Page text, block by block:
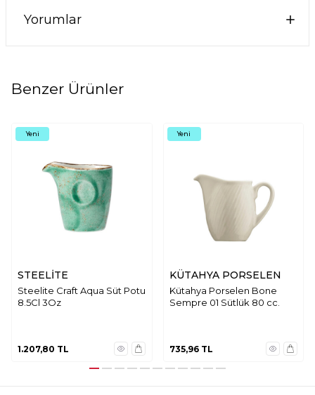
Yorumlar
Benzer Ürünler
Yeni
STEELİTE
Steelite Craft Aqua Süt Potu
8.5Cl 3Oz
1.207,80 TL
Yeni
KÜTAHYA PORSELEN
Kütahya Porselen Bone
Sempre 01 Sütlük 80 cc.
735,96TL